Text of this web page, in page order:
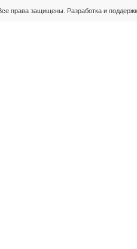
права защищены. Разработка и